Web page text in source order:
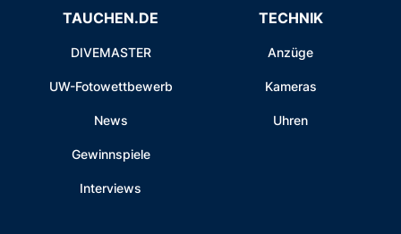
TAUCHEN.DE
DIVEMASTER
UW-Fotowettbewerb
News
Gewinnspiele
Interviews
TECHNIK
Anzüge
Kameras
Uhren